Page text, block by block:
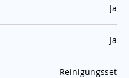
:Ja
:Ja
:Reinigungsset